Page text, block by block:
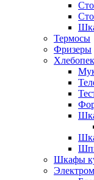
Термосы
Фризеры
Шкафы